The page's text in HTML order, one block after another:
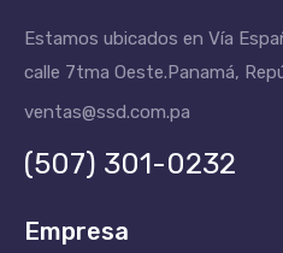
Estamos ubicados en Vía
calle 7tma Oeste.Panamá,
ventas@ssd.com.pa
(507) 301-0232
Empresa